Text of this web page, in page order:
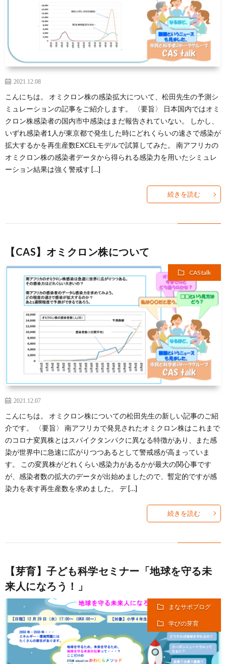
2021.12.08
こんにちは。 オミクロン株の感染拡大について、松田先生の予測シ
ミュレーションの記事をご紹介します。 〈要旨〉 日本国内ではオミ
クロン株感染者の国内市中感染はまだ報告されていない。 しかし、
いずれ感染者1人が東京都で発生した時にどれくらいの速さで感染が
拡大するかを再生産数EXCELモデルで試算してみた。 南アフリカの
オミクロン株の感染者データから得られる感染力を用いたシミュレ
ーション結果は強く警戒す […]
続きを読む
【CAS】オミクロン株について
CAS talk
2021.12.07
こんにちは。 オミクロン株についての松田先生の新しい記事のご紹
介です。 〈要旨〉 南アフリカで発見されたオミクロン株はこれまで
のコロナ変異株とはスパイクタンパクに異なる特徴があり、また感
染が世界中に急速に広がりつつあるとして警戒感が高まっていま
す。 この変異株がどれくらい感染力があるかが最大の関心事です
が、感染者数の拡大のデータが出始めましたので、暫定的ですが感
染力を表す再生産数を求めました。 デ […]
続きを読む
【芽育】子ども科学セミナー「地球を守る未
来人になろう！」
まなサポブログ
学びの芽育